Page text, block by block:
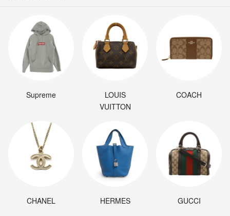
Supreme
LOUIS
VUITTON
COACH
CHANEL HERMES GUCCI